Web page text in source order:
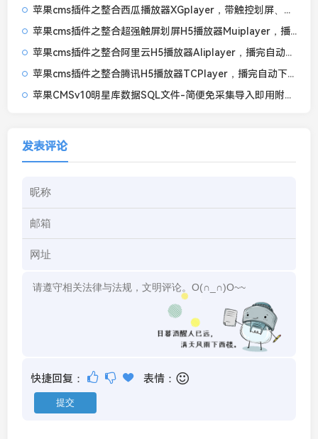
苹果cms插件之整合西瓜播放器XGplayer，带触控划屏、自动下一集、记忆播放、倍速、画中画等功能
苹果cms插件之整合超强触屏划屏H5播放器Muiplayer，播完自动下一集带记忆播放功能
苹果cms插件之整合阿里云H5播放器Aliplayer，播完自动下一集带记忆播放功能
苹果cms插件之整合腾讯H5播放器TCPlayer，播完自动下一集带记忆播放和倍速播放功能
苹果CMSv10明星库数据SQL文件-简便免采集导入即用附教程
发表评论
快捷回复： 表情：